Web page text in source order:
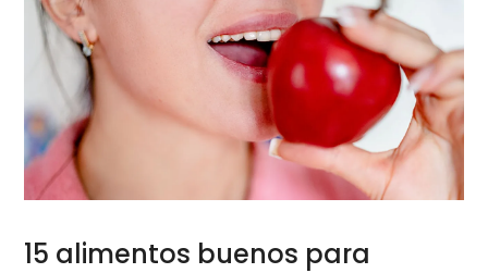
15 alimentos buenos para